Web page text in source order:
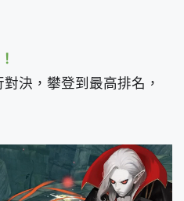
決，攀登到最高排名，